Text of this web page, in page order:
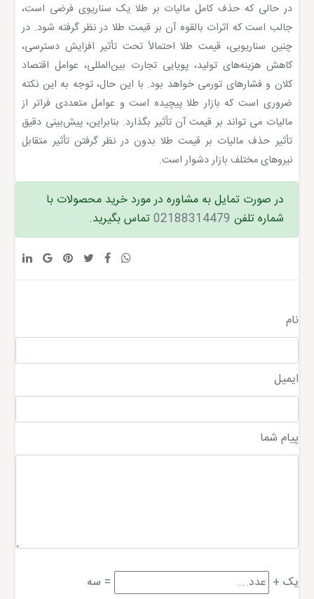
در حالی که حذف کامل مالیات بر طلا یک سناریوی فرضی است،
جالب است که اثرات بالقوه آن بر قیمت طلا در نظر گرفته شود. در
چنین سناریویی، قیمت طلا احتمالاً تحت تأثیر افزایش دسترسی،
کاهش هزینه‌های تولید، پویایی تجارت بین‌المللی، عوامل اقتصاد
کلان و فشارهای تورمی خواهد بود. با این حال، توجه به این نکته
ضروری است که بازار طلا پیچیده است و عوامل متعددی فراتر از
مالیات می تواند بر قیمت آن تأثیر بگذارد. بنابراین، پیش‌بینی دقیق
تأثیر حذف مالیات بر قیمت طلا بدون در نظر گرفتن تأثیر متقابل
نیروهای مختلف بازار دشوار است.
در صورت تمایل به مشاوره در مورد خرید محصولات با
شماره تلفن 02188314479تماس بگیرید.
نام
ایمیل
پیام شما
یک +
= سه